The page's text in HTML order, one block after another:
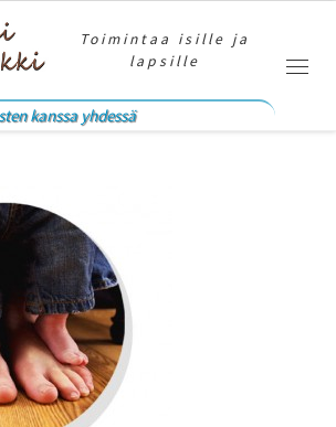
Toimintaa isille ja
lapsille
kanssa yhdessä